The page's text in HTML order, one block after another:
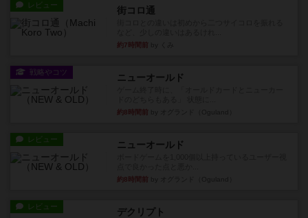
レビュー 街コロ通
約7時間前
戦略やコツ ニューオールド
約8時間前
レビュー ニューオールド
約8時間前
レビュー デクリプト